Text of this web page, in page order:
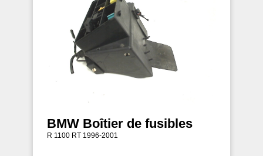
BMW Boîtier de fusibles
R 1100 RT 1996-2001